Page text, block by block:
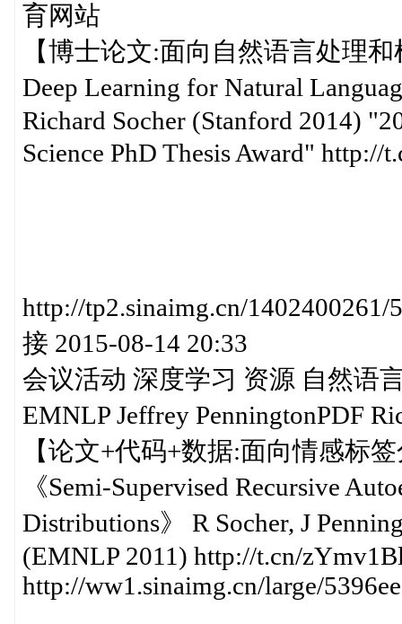
育网站
【博士论文:面向自然语言处理
Deep Learning for Natural
Richard Socher (Stanford 2014)
Science PhD Thesis Award"
http://tp2.sinaimg.cn/
接 2015-08-14 20:33
会议活动 深度学习 资源 自然语
EMNLP Jeffrey PenningtonPDF
【论文+代码+数据:面向情感标
《Semi-Supervised Recursive
Distributions》 R Socher, J
(EMNLP 2011) http://t.cn/
http://ww1.sinaimg.cn/large/